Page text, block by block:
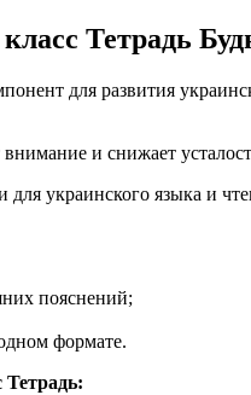
Тетрадь
для развития
и снижает
для украинского языка и
пояснений;
формате.